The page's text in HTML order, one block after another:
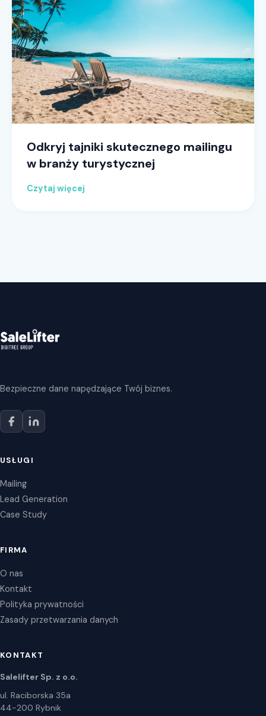
Odkryj tajniki skutecznego mailingu
w branży turystycznej
Czytaj więcej
Bezpieczne dane napędzające Twój biznes.
USŁUGI
Mailing
Lead Generation
Case Study
FIRMA
O nas
Kontakt
Polityka prywatności
Zasady przetwarzania danych
KONTAKT
Salelifter Sp. z o.o.
ul. Raciborska 35a
44-200 Rybnik